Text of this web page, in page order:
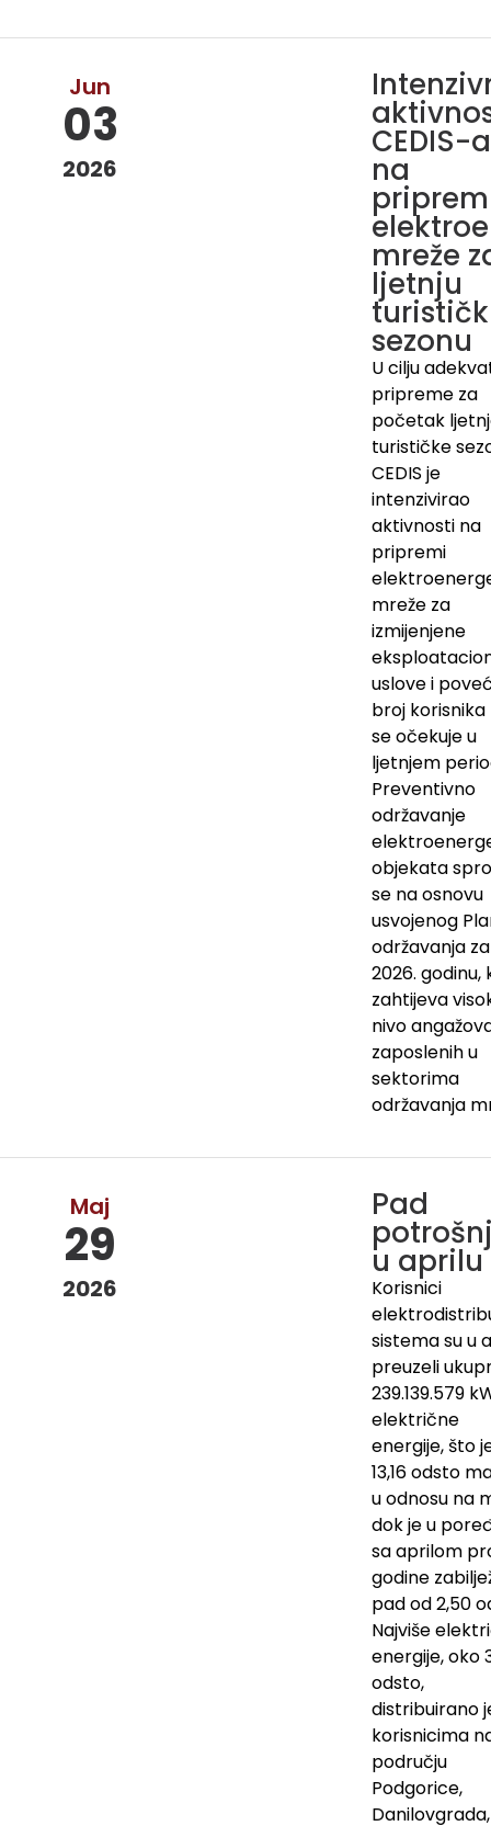
Jun
03
2026
CEDIS-a
na
mreže
ljetnju
sezonu
U cilju
pripreme za
početak
turističke
CEDIS je
intenzivirao
aktivnosti na
pripremi
mreže za
izmijenjene
uslove i
broj korisnika
se očekuje u
ljetnjem
Preventivno
održavanje
objekata
se na osnovu
usvojenog
održavanja za
2026. godinu,
zahtijeva
nivo
zaposlenih u
sektorima
održavanja
Maj
29
2026
Pad
u aprilu
Korisnici
sistema su u
preuzeli
239.139.579
električne
energije, što
13,16 odsto
u odnosu na
dok je u
sa aprilom
godine
pad od 2,50
Najviše
energije, oko
odsto,
distribuirano
korisnicima
području
Podgorice,